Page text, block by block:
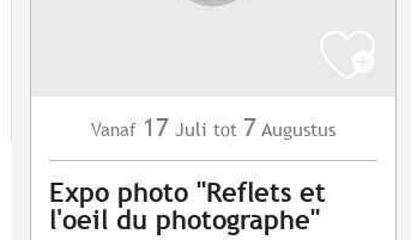
Vanaf 17 Juli tot 7 Augustus
Expo photo "Reflets et
l'oeil du photographe"